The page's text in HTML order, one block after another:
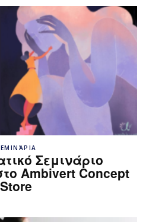
Σεμινάριο
Ambivert Concept
Store